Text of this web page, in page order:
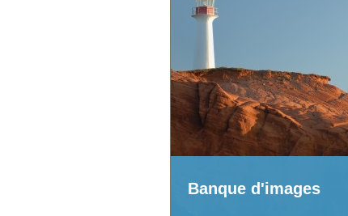
Banque d'images